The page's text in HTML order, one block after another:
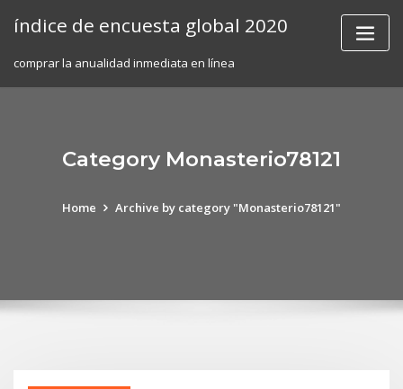
índice de encuesta global 2020
comprar la anualidad inmediata en línea
Category Monasterio78121
Home Archive by category "Monasterio78121"